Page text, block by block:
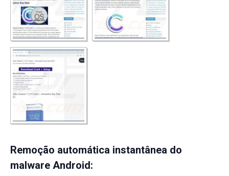
Remoção automática instantânea do
malware Android: